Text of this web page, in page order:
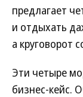
предлагает
и отдыхать
а круговорот
Эти четыре
бизнес-кейс.